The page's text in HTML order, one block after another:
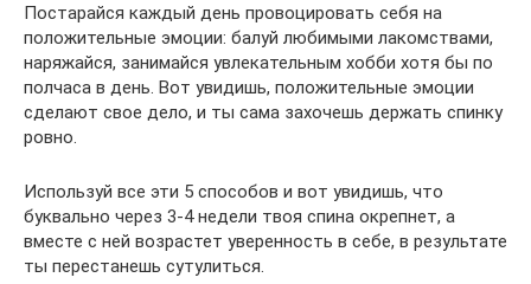
Постарайся каждый день провоцировать себя на
положительные эмоции: балуй любимыми лакомствами,
наряжайся, занимайся увлекательным хобби хотя бы по
полчаса в день. Вот увидишь, положительные эмоции
сделают свое дело, и ты сама захочешь держать спинку
ровно.
Используй все эти 5 способов и вот увидишь, что
буквально через 3-4 недели твоя спина окрепнет, а
вместе с ней возрастет уверенность в себе, в результате
ты перестанешь сутулиться.